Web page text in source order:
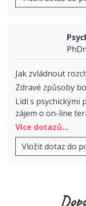
Jak zvládnout
Zdravé způsoby
Lidí s psychickými
zájem o on-line
Více dotazů...
Vložit dotaz do